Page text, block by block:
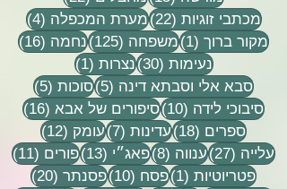
מכתבי זוגיות (22) 22 פוסטים
מערת המכפלה (4)
4 פוסטים
מקור ברוך (1) פוסט 1
משפחה (125) 125 פוסטים
נחמה (16)
16 פוסטים
נעימות (30) 30 פוסטים
נצרות (1)
פוסט 1
סבא אלי וסבתא דינה (5) 5 פוסטיםסוכות (5)
5 פוסטים
סיבוכי לידה (10) 10 פוסטים
סיפורים של אבא (16)
16 פוסטים
ספרים (18) 18 פוסטים
עדינות (7) 7 פוסטיםעומק (12)
12 פוסטים
עלייה (27) 27 פוסטים
ענווה (8) 8 פוסטיםפאג״י (13) 13 פוסטים
פורים (11)
11
פטריוטיות (1) פוסט 1
פסח (10) 10 פוסטים
פסנתר (20)
20 פוסטים